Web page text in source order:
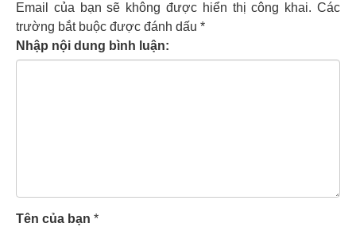
Email của bạn sẽ không được hiển thị công khai. Các
trường bắt buộc được đánh dấu *
Nhập nội dung bình luận:
Tên của bạn *